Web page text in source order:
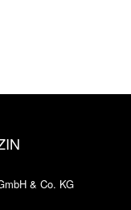
& Co. KG